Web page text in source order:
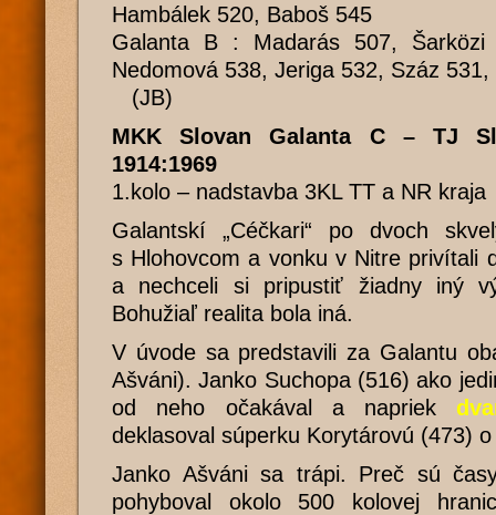
Hambálek 520, Baboš 545
Galanta B : Madarás 507,
Nedomová 538, Jeriga 532, Száz
(JB)
MKK Slovan Galanta C – TJ
1914:1969
1.kolo – nadstavba 3KL TT a NR kraja
Galantskí „Céčkari“ po dvoch
s Hlohovcom a vonku v Nitre privítali
a nechceli si pripustiť žiadny iný
Bohužiaľ realita bola iná.
V úvode sa predstavili za Galantu
Ašváni). Janko Suchopa (516) ako
od neho očakával a napriek
deklasoval súperku Korytárovú (473)
Janko Ašváni sa trápi. Preč sú
pohyboval okolo 500 kolovej